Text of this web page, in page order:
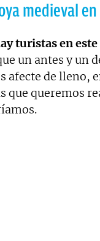
medieval
turistas en
un antes y un
afecte de lleno,
que queremos